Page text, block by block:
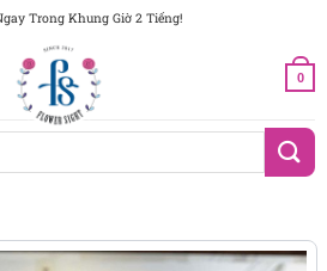
Trong Khung Giờ 2 Tiếng!
0